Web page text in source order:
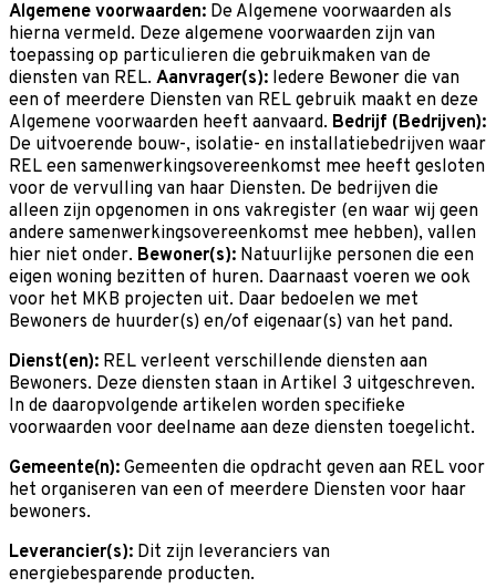
Algemene voorwaarden: De Algemene voorwaarden als
hierna vermeld. Deze algemene voorwaarden zijn van
toepassing op particulieren die gebruikmaken van de
diensten van REL. Aanvrager(s): Iedere Bewoner die van
een of meerdere Diensten van REL gebruik maakt en deze
Algemene voorwaarden heeft aanvaard. Bedrijf (Bedrijven):
De uitvoerende bouw-, isolatie- en installatiebedrijven waar
REL een samenwerkingsovereenkomst mee heeft gesloten
voor de vervulling van haar Diensten. De bedrijven die
alleen zijn opgenomen in ons vakregister (en waar wij geen
andere samenwerkingsovereenkomst mee hebben), vallen
hier niet onder. Bewoner(s): Natuurlijke personen die een
eigen woning bezitten of huren. Daarnaast voeren we ook
voor het MKB projecten uit. Daar bedoelen we met
Bewoners de huurder(s) en/of eigenaar(s) van het pand.
Dienst(en): REL verleent verschillende diensten aan
Bewoners. Deze diensten staan in Artikel 3 uitgeschreven.
In de daaropvolgende artikelen worden specifieke
voorwaarden voor deelname aan deze diensten toegelicht.
Gemeente(n): Gemeenten die opdracht geven aan REL voor
het organiseren van een of meerdere Diensten voor haar
bewoners.
Leverancier(s): Dit zijn leveranciers van
energiebesparende producten.